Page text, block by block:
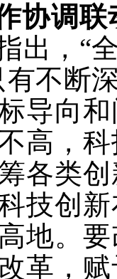
协调
出， “
有不断
导向
高，
各类
技创
地。
革，